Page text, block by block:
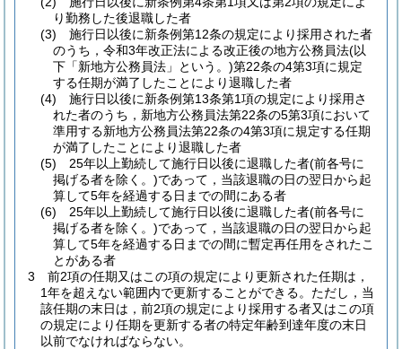
り勤務した後退職した者
(3)
施行日以後に新条例第12条の規定により採用された者
のうち，令和3年改正法による改正後の地方公務員法(以
下「新地方公務員法」という。)第22条の4第3項に規定
する任期が満了したことにより退職した者
(4)
施行日以後に新条例第13条第1項の規定により採用さ
れた者のうち，新地方公務員法第22条の5第3項において
準用する新地方公務員法第22条の4第3項に規定する任期
が満了したことにより退職した者
(5)
25年以上勤続して施行日以後に退職した者(前各号に
掲げる者を除く。)であって，当該退職の日の翌日から起
算して5年を経過する日までの間にある者
(6)
25年以上勤続して施行日以後に退職した者(前各号に
掲げる者を除く。)であって，当該退職の日の翌日から起
算して5年を経過する日までの間に暫定再任用をされたこ
とがある者
3
前2項の任期又はこの項の規定により更新された任期は，
1年を超えない範囲内で更新することができる。 ただし，当
該任期の末日は，前2項の規定により採用する者又はこの項
の規定により任期を更新する者の特定年齢到達年度の末日
以前でなければならない。